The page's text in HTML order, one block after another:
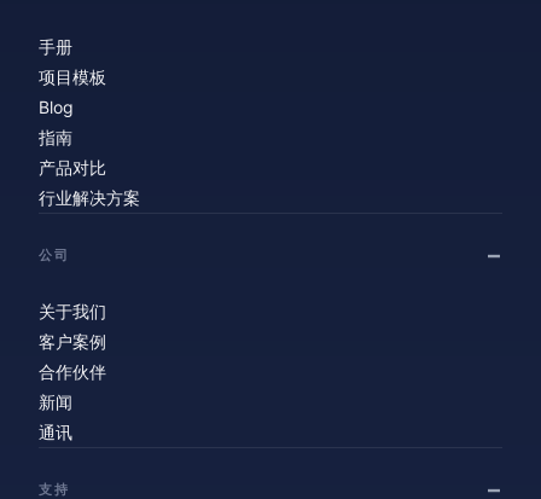
手册
项目模板
Blog
指南
产品对比
行业解决方案
公司
关于我们
客户案例
合作伙伴
新闻
通讯
支持